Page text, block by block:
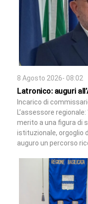
8 Agosto 2026- 08:02
Latronico: auguri
Incarico di
L’assessore
merito a una figura di
istituzionale, orgoglio
auguro un percorso